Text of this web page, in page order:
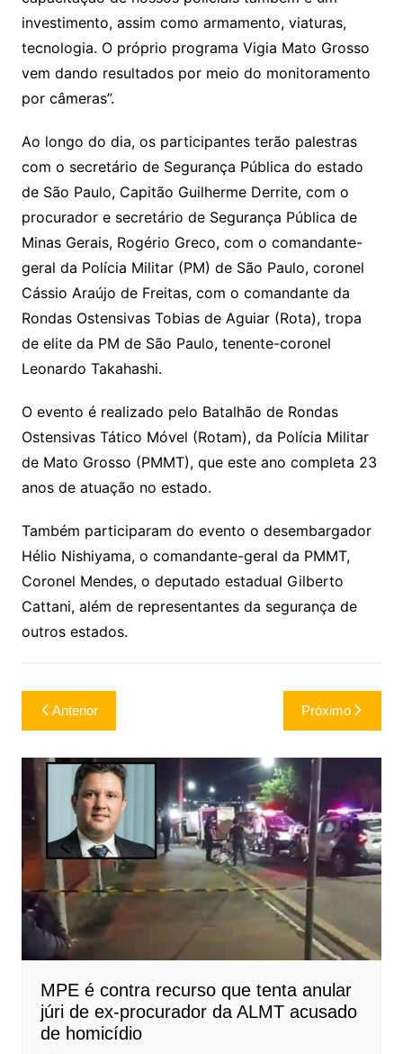
investimento, assim como armamento, viaturas,
tecnologia. O próprio programa Vigia Mato Grosso
vem dando resultados por meio do monitoramento
por câmeras”.
Ao longo do dia, os participantes terão palestras
com o secretário de Segurança Pública do estado
de São Paulo, Capitão Guilherme Derrite, com o
procurador e secretário de Segurança Pública de
Minas Gerais, Rogério Greco, com o comandante-
geral da Polícia Militar (PM) de São Paulo, coronel
Cássio Araújo de Freitas, com o comandante da
Rondas Ostensivas Tobias de Aguiar (Rota), tropa
de elite da PM de São Paulo, tenente-coronel
Leonardo Takahashi.
O evento é realizado pelo Batalhão de Rondas
Ostensivas Tático Móvel (Rotam), da Polícia Militar
de Mato Grosso (PMMT), que este ano completa 23
anos de atuação no estado.
Também participaram do evento o desembargador
Hélio Nishiyama, o comandante-geral da PMMT,
Coronel Mendes, o deputado estadual Gilberto
Cattani, além de representantes da segurança de
outros estados.
Navegação
de
Post
Anterior Próximo
MPE é contra recurso que tenta anular
júri de ex-procurador da ALMT acusado
de homicídio